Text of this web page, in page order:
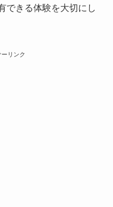
できる体験を大切にし
リンク